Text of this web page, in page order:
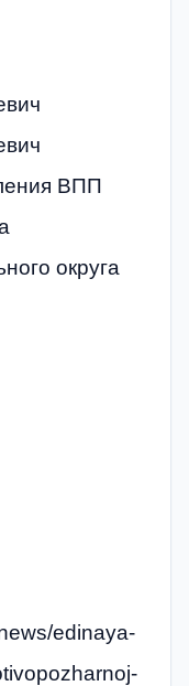
ВПП
округа
edinaya-